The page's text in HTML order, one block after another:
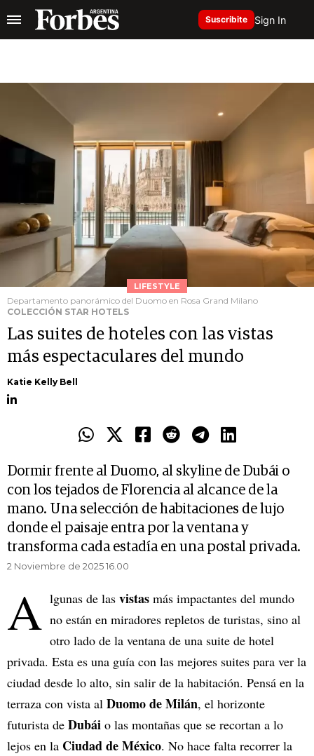
Suscribite Sign In
LIFESTYLE
Departamento panorámico del Duomo en Rosa Grand Milano
COLECCIÓN STAR HOTELS
Las suites de hoteles con las vistas
más espectaculares del mundo
Katie Kelly Bell
Dormir frente al Duomo, al skyline de Dubái o
con los tejados de Florencia al alcance de la
mano. Una selección de habitaciones de lujo
donde el paisaje entra por la ventana y
transforma cada estadía en una postal privada.
2 Noviembre de 2025 16.00
A lgunas de las vistas más impactantes del mundo
no están en miradores repletos de turistas, sino al
otro lado de la ventana de una suite de hotel
privada. Esta es una guía con las mejores suites para ver la
ciudad desde lo alto, sin salir de la habitación. Pensá en la
terraza con vista al Duomo de Milán, el horizonte
futurista de Dubái o las montañas que se recortan a lo
lejos en la Ciudad de México. No hace falta recorrer la